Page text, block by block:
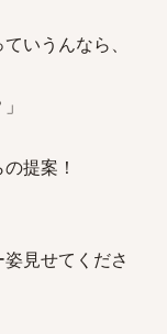
いうんなら、
提案！
見せてくださ